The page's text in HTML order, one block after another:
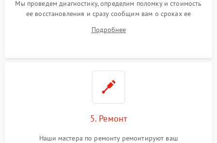
Мы проведем диагностику, определим поломку и стоимость
ее восстановления и сразу сообщим вам о сроках ее
Подробнее
5. Ремонт
Наши мастера по ремонту ремонтируют ваш